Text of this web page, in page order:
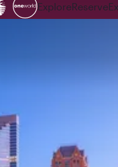
ExploreReserve